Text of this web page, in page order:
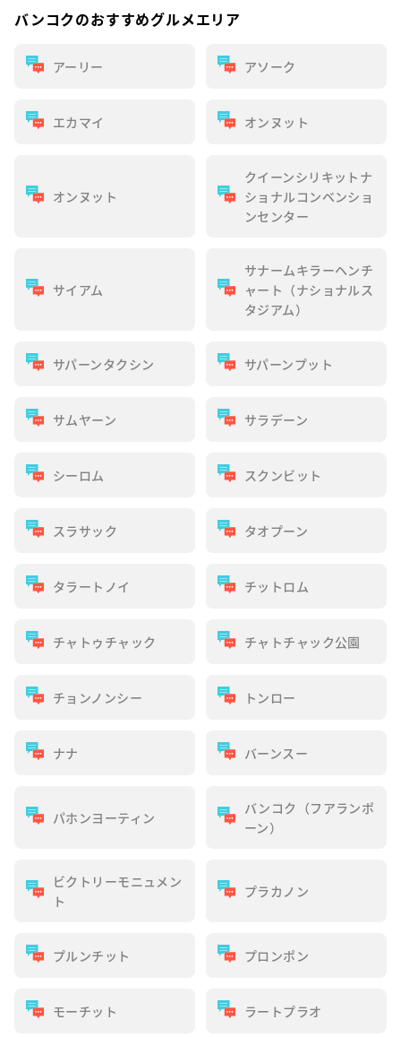
バンコクのおすすめグルメエリア
アーリー アソーク
エカマイ オンヌット
オンヌット
クイーンシリキットナ
ショナルコンベンショ
ンセンター
サイアム
サナームキラーヘンチ
ャート（ナショナルス
タジアム）
サパーンタクシン サパーンプット
サムヤーン サラデーン
シーロム スクンビット
スラサック タオプーン
タラートノイ チットロム
チャトゥチャック チャトチャック公園
チョンノンシー トンロー
ナナ バーンスー
パホンヨーティン
バンコク（フアランポ
ーン）
ビクトリーモニュメン
ト
プラカノン
プルンチット プロンポン
モーチット ラートプラオ